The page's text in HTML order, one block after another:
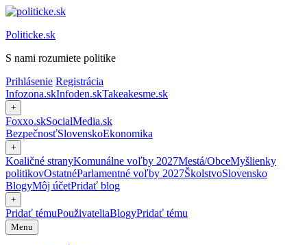
Preskočiť
obsah
Politicke.sk
S nami rozumiete politike
Prihlásenie Registrácia
Infozona.skInfoden.skTakeakesme.sk
+
Foxxo.skSocialMedia.sk
BezpečnosťSlovenskoEkonomika
+
Koaličné stranyKomunálne voľby 2027Mestá/ObceMyšlienky
politikovOstatnéParlamentné voľby 2027ŠkolstvoSlovensko
BlogyMôj účetPridať blog
+
Pridať témuPouživateliaBlogyPridať tému
Menu